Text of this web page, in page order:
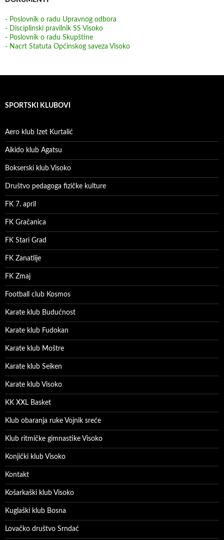
- Poslovnik o radu Upravnog odbora
- Disciplinski pravilnik SS Visoko
- Poslovnik o radu Skupštine
- Nacrt Statuta Općinskog saveza Visoko
SPORTSKI KLUBOVI
Aero klub Izet Kurtalić
Aikido klub Agatsu
Bokserski klub Visoko
Društvo pedagoga fizičke kulture
FK 7. april
FK Gračanica
FK Stari Grad
FK Zanatlije
FK Zmaj
Football club Kosmos
Karate klub Budućnost
Karate klub Fudokan
Karate klub Moštre
Karate klub Seiken
Karate klub Visoko
KK XXL Basket
Klub obaranja ruke Vojnik sreće
Klub ritmičke gimnastike Visoko
Konjički klub Visoko
Kontakt
Košarkaški klub Visoko
Kuglaški klub Bosna
Lovačko društvo Srndać